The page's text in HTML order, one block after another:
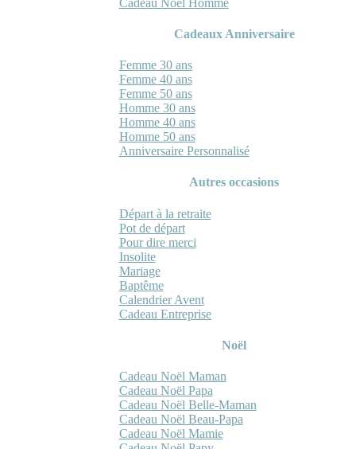
Cadeaux Anniversaire
Femme 30 ans
Femme 40 ans
Femme 50 ans
Homme 30 ans
Homme 40 ans
Homme 50 ans
Anniversaire Personnalisé
Autres occasions
Départ à la retraite
Pot de départ
Pour dire merci
Insolite
Mariage
Baptême
Calendrier Avent
Cadeau Entreprise
Noël
Cadeau Noël Maman
Cadeau Noël Papa
Cadeau Noël Belle-Maman
Cadeau Noël Beau-Papa
Cadeau Noël Mamie